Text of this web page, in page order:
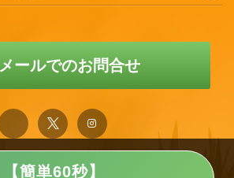
【簡単60秒】
メールでのお問合せ